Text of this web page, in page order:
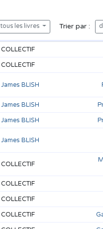
tous les livres Trier par :
COLLECTIF
COLLECTIF
James BLISH
James BLISH
James BLISH
James BLISH
COLLECTIF
COLLECTIF
COLLECTIF
COLLECTIF